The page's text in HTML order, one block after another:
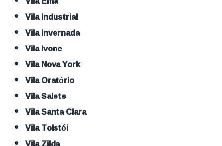
Vila Industrial
Vila Invernada
Vila Ivone
Vila Nova York
Vila Oratório
Vila Salete
Vila Santa Clara
Vila Tolstói